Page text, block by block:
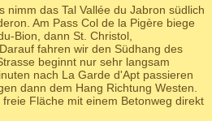
nimm das Tal Vallée du Jabron südlich
Am Pass Col de la Pigère biege
Bion, dann St. Christol,
fahren wir den Südhang des
beginnt nur sehr langsam
nach La Garde d'Apt passieren
dann dem Hang Richtung Westen.
Fläche mit einem Betonweg direkt